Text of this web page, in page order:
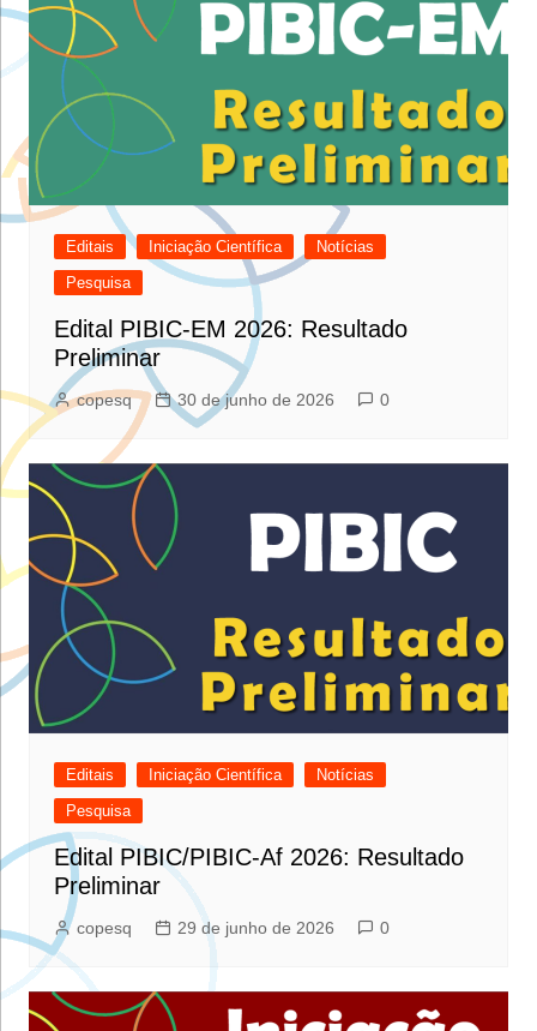
Editais Iniciação Científica
Notícias
Pesquisa
Edital PIBIC-EM 2026: Resultado
Preliminar
copesq 30 de junho de 2026 0
Editais Iniciação Científica
Notícias
Pesquisa
Edital PIBIC/PIBIC-Af 2026: Resultado
Preliminar
copesq 29 de junho de 2026 0